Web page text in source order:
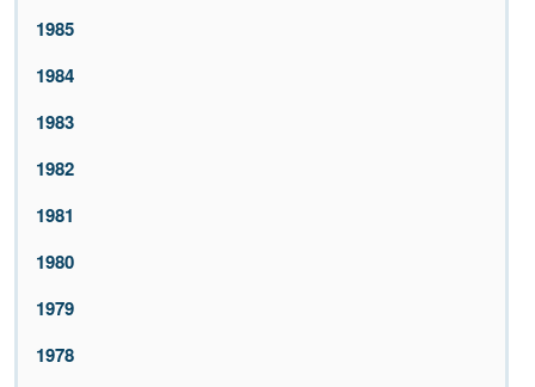
1985
1984
1983
1982
1981
1980
1979
1978